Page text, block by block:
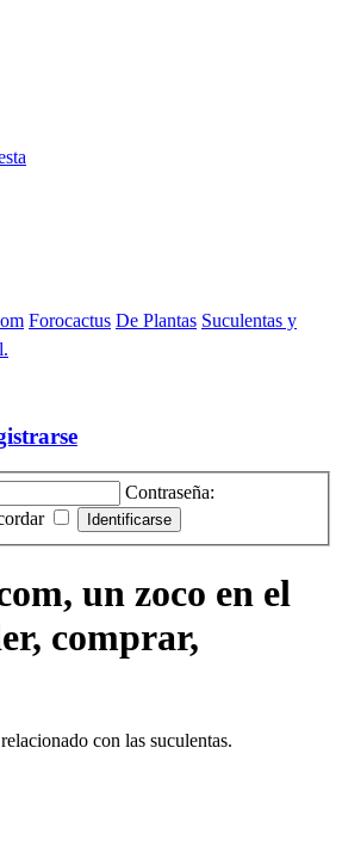
Forocactus De Plantas Suculentas y
Contraseña:
un zoco en el
comprar,
con las suculentas.